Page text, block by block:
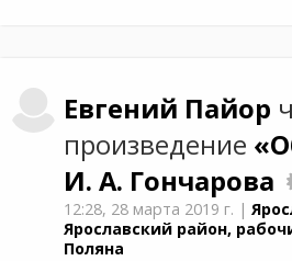
Евгений Пайор
произведение
И. А. Гончарова
12:28, 28 марта 2019 г. |
Ярославский район,
Поляна